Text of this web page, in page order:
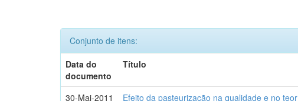
Conjunto de itens:
Data do
documento
Título
30-Mai-2011 Efeito da pasteurização na qualidade e no